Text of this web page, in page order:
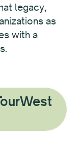
legacy,
as
with a